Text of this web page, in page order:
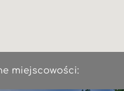
miejscowości: